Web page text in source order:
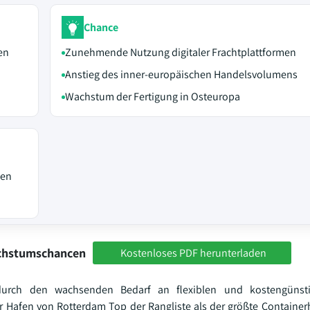
Chance
Zunehmende Nutzung digitaler Frachtplattformen
Anstieg des inner-europäischen Handelsvolumens
Wachstum der Fertigung in Osteuropa
Kostenloses PDF herunterladen
den wachsenden Bedarf an flexiblen und
von Rotterdam Top der Rangliste als der größte